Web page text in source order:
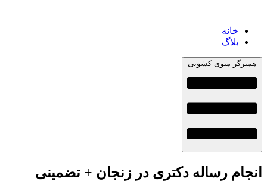
خانه
بلاگ
همبرگر منوی کشویی
انجام رساله دکتری در زنجان + تضمینی